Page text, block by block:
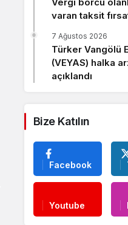
varan taksit
Türker Vangölü
(VEYAS) halka
açıklandı
7 Ağustos 2026
Bize Katılın
Facebook
Youtube